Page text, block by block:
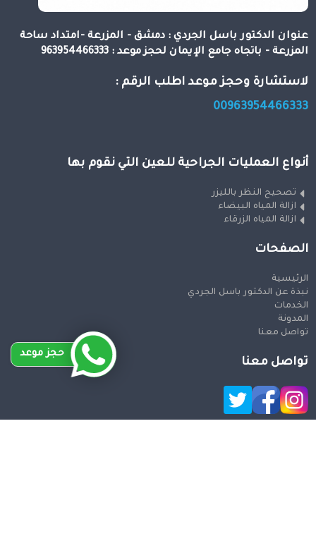
عنوان الدكتور باسل الجردي : دمشق - المزرعة -امتداد ساحة
المزرعة - باتجاه جامع الإيمان لحجز موعد : 963954466333
لاستشارة وحجز موعد اطلب الرقم :
00963954466333
أنواع العمليات الجراحية للعين التي نقوم بها
تصحيح النظر بالليزر
ازالة المياه البيضاء
ازالة المياه الزرقاء
الصفحات
الرئيسية
نبذة عن الدكتور باسل الجردي
الخدمات
المدونة
تواصل معنا
تواصل معنا
حجز موعد